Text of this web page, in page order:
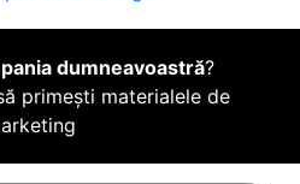
dumneavoastră?
primești materialele de